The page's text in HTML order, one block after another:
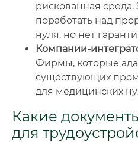
рискованная
поработать над
нуля, но нет
Компании-
Фирмы, которые
существующих
для медицинских
Какие
для